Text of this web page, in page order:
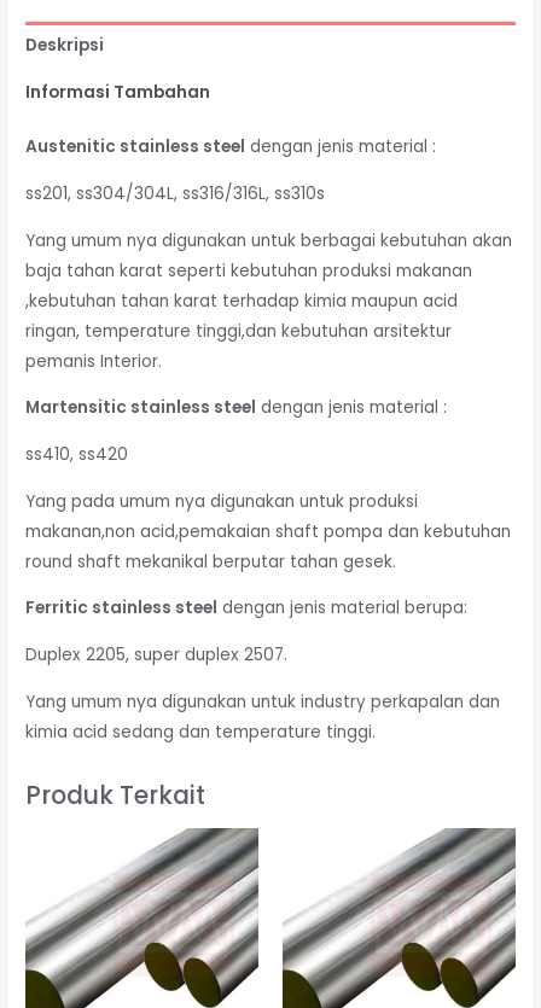
Deskripsi
Informasi Tambahan
Austenitic stainless steel dengan jenis material :
ss201, ss304/304L, ss316/316L, ss310s
Yang umum nya digunakan untuk berbagai kebutuhan akan
baja tahan karat seperti kebutuhan produksi makanan
,kebutuhan tahan karat terhadap kimia maupun acid
ringan, temperature tinggi,dan kebutuhan arsitektur
pemanis Interior.
Martensitic stainless steel dengan jenis material :
ss410, ss420
Yang pada umum nya digunakan untuk produksi
makanan,non acid,pemakaian shaft pompa dan kebutuhan
round shaft mekanikal berputar tahan gesek.
Ferritic stainless steel dengan jenis material berupa:
Duplex 2205, super duplex 2507.
Yang umum nya digunakan untuk industry perkapalan dan
kimia acid sedang dan temperature tinggi.
Produk Terkait